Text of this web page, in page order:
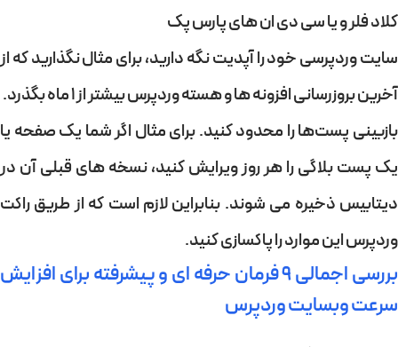
کلاد فلرو یا سی دی ان های پارس پک
سایت وردپرسی خود را آپدیت نگه دارید،برای مثال نگذارید که از
آخرین بروزرسانی افزونه ها و هسته وردپرس بیشتر از ۱ ماه بگذرد.
بازبینی پست‌ها را محدود کنید. برای مثال اگر شما یک صفحه یا
یک پست بلاگی را هر روز ویرایش کنید، نسخه های قبلی آن در
دیتابیس ذخیره می شوند. بنابراین لازم است که از طریقراکت
وردپرساین موارد را پاکسازی کنید.
بررسی اجمالی ۹ فرمان حرفه ای و پیشرفته برای افزایش
سرعت وبسایت وردپرس